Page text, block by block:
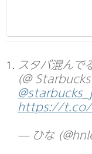
スタバ混んで
(@
@starbucks_j
https://t.co/
— ひな